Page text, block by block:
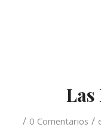
Las
/ 0 Comentarios /